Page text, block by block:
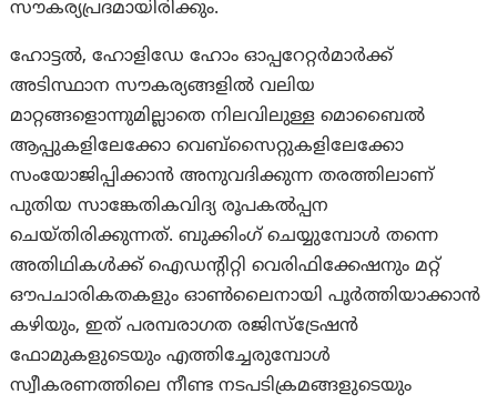
സൗകര്യപ്രദമായിരിക്കും.
ഹോട്ടൽ, ഹോളിഡേ ഹോം ഓപ്പറേറ്റർമാർക്ക്
അടിസ്ഥാന സൗകര്യങ്ങളിൽ വലിയ
മാറ്റങ്ങളൊന്നുമില്ലാതെ നിലവിലുള്ള മൊബൈൽ
ആപ്പുകളിലേക്കോ വെബ്‌സൈറ്റുകളിലേക്കോ
സംയോജിപ്പിക്കാൻ അനുവദിക്കുന്ന തരത്തിലാണ്
പുതിയ സാങ്കേതികവിദ്യ രൂപകൽപ്പന
ചെയ്തിരിക്കുന്നത്. ബുക്കിംഗ് ചെയ്യുമ്പോൾ തന്നെ
അതിഥികൾക്ക് ഐഡന്റിറ്റി വെരിഫിക്കേഷനും മറ്റ്
ഔപചാരികതകളും ഓൺലൈനായി പൂർത്തിയാക്കാൻ
കഴിയും, ഇത് പരമ്പരാഗത രജിസ്ട്രേഷൻ
ഫോമുകളുടെയും എത്തിച്ചേരുമ്പോൾ
സ്വീകരണത്തിലെ നീണ്ട നടപടിക്രമങ്ങളുടെയും